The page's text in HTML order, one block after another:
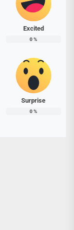
Excited
0%
Surprise
0%